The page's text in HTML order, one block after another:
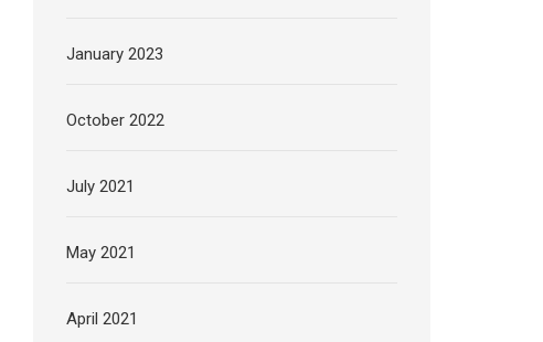
January 2023
October 2022
July 2021
May 2021
April 2021